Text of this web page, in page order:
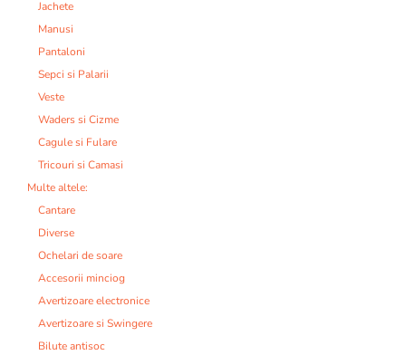
Jachete
Manusi
Pantaloni
Sepci si Palarii
Veste
Waders si Cizme
Cagule si Fulare
Tricouri si Camasi
Multe altele:
Cantare
Diverse
Ochelari de soare
Accesorii minciog
Avertizoare electronice
Avertizoare si Swingere
Bilute antisoc